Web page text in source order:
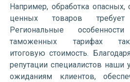
Например, обработка опасных,
ценных товаров
Региональные
таможенных тарифах
итоговую стоимость.
репутации специалистов наши
ожиданиям клиентов,